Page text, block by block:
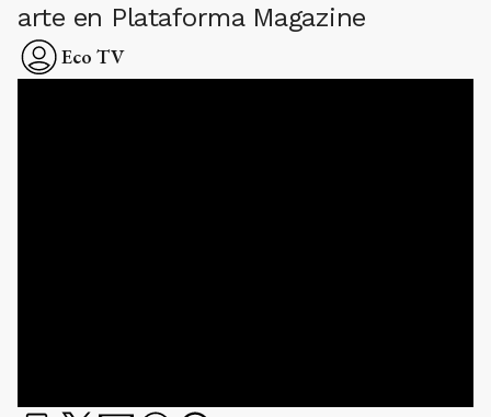
arte en Plataforma Magazine
Eco TV